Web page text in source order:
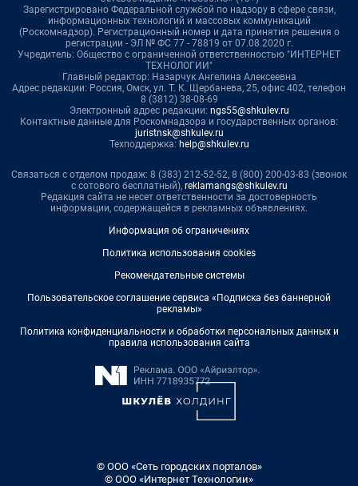
Зарегистрировано Федеральной службой по надзору в сфере связи,
информационных технологий и массовых коммуникаций
(Роскомнадзор). Регистрационный номер и дата принятия решения о
регистрации - ЭЛ № ФС 77 - 78819 от 07.08.2020 г.
Учредитель: Общество с ограниченной ответственностью "ИНТЕРНЕТ
ТЕХНОЛОГИИ"
Главный редактор: Назарчук Ангелина Алексеевна
Адрес редакции: Россия, Омск, ул. Т. К. Щербанева, 25, офис 402, телефон
8 (3812) 38-08-69
Электронный адрес редакции: ngs55@shkulev.ru
Контактные данные для Роскомнадзора и государственных органов:
juristnsk@shkulev.ru
Техподдержка: help@shkulev.ru
Связаться с отделом продаж: 8 (383) 212-52-52, 8 (800) 200-03-83 (звонок
с сотового бесплатный), reklamangs@shkulev.ru
Редакция сайта не несет ответственности за достоверность
информации, содержащейся в рекламных объявлениях.
Информация об ограничениях
Политика использования cookies
Рекомендательные системы
Пользовательское соглашение сервиса «Подписка без баннерной
рекламы»
Политика конфиденциальности и обработки персональных данных и
правила использования сайта
© ООО «Сеть городских порталов»
© ООО «Интернет Технологии»